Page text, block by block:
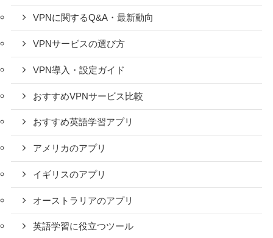
VPNに関するQ&A・最新動向
VPNサービスの選び方
VPN導入・設定ガイド
おすすめVPNサービス比較
おすすめ英語学習アプリ
アメリカのアプリ
イギリスのアプリ
オーストラリアのアプリ
英語学習に役立つツール